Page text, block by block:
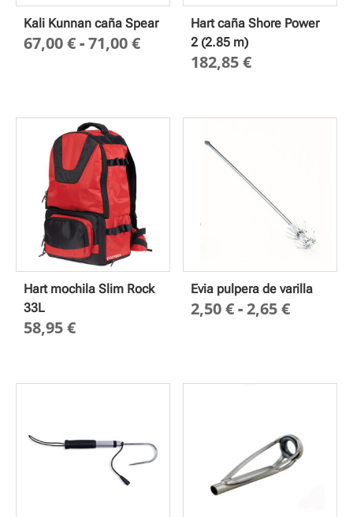
Kali Kunnan caña Spear
67,00€-71,00€Rango
67,00 €
Hart caña Shore Power
2 (2.85 m)
182,85€
Hart mochila Slim Rock
33L
58,95€
Evia pulpera de varilla
2,50€-2,65€Rango
2,50 €
2,65 €